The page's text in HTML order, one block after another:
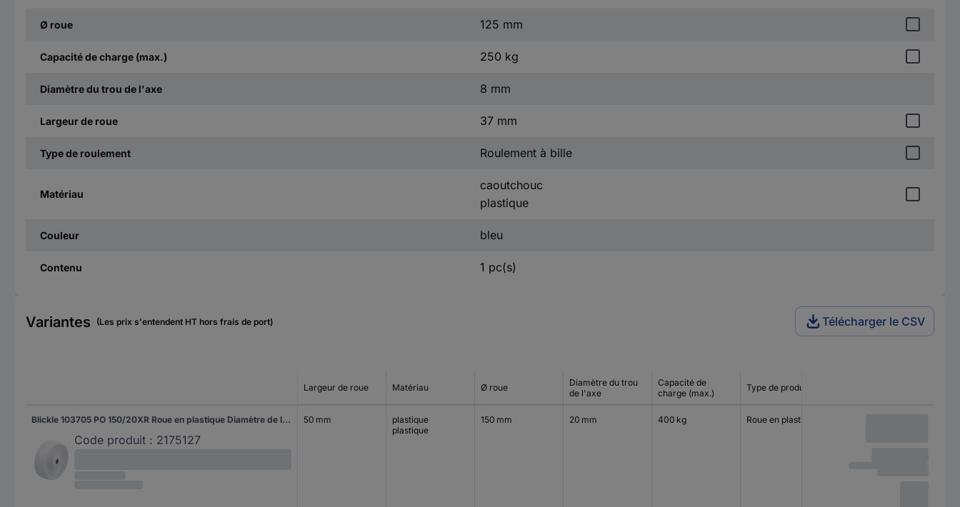
Ø roue 125 mm
Capacité de charge (max.) 250 kg
Diamètre du trou de l'axe 8 mm
Largeur de roue 37 mm
Type de roulement Roulement à bille
Matériau
caoutchouc
plastique
Couleur bleu
Contenu 1 pc(s)
Variantes (Les prix s'entendent HT hors frais de port) Télécharger le CSV
Largeur de roue Matériau Ø roue
Diamètre du trou
de l'axe
Capacité de
charge (max.)
Type de produit
Blickle 103705 PO 150/20XR Roue en plastique Diamètre de la roue: 150 mm Capacité de charge (max.): 400 kg 1 pc(s)
Code produit : 2175127
50 mm
plastique
plastique
150 mm 20 mm 400 kg Roue en plastique